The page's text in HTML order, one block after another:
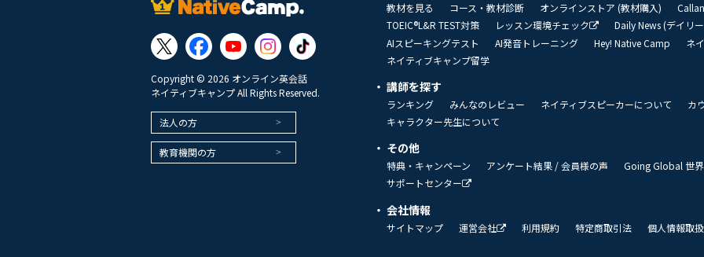
Copyright © 2026 オンライン英会話
ネイティブキャンプ All Rights Reserved.
法人の方
教育機関の方
教材を見る コース・教材診断 オンラインストア (教材購入)
TOEIC®L&R TEST対策
レッスン環境チェック
Daily News (デイリ
AIスピーキングテスト
AI発音トレーニング Hey! Native Camp
ネ
ネイティブキャンプ留学
講師を探す
ランキング みんなのレビュー ネイティブスピーカーについて
カ
キャラクター先生について
その他
特典・キャンペーン アンケート結果 / 会員様の声
Going Global 世
サポートセンター
会社情報
サイトマップ 運営会社 利用規約 特定商取引法 個人情報取